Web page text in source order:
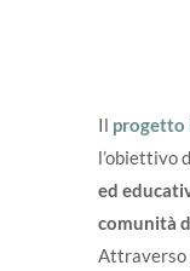
Il progetto
l’obiettivo
ed
comunità
Attraverso